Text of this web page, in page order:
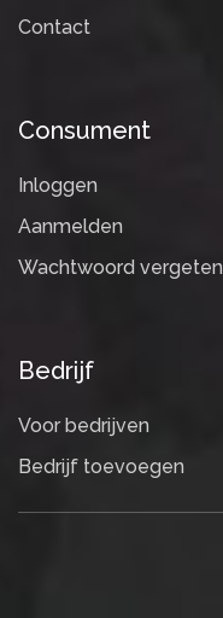
Contact
Consument
Inloggen
Aanmelden
Wachtwoord vergeten
Bedrijf
Voor bedrijven
Bedrijf toevoegen